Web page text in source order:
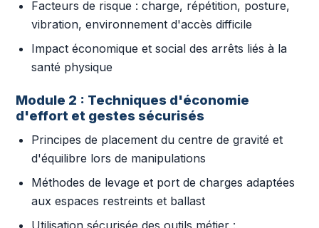
Facteurs de risque : charge, répétition, posture,
vibration, environnement d'accès difficile
Impact économique et social des arrêts liés à la
santé physique
Module 2 : Techniques d'économie
d'effort et gestes sécurisés
Principes de placement du centre de gravité et
d'équilibre lors de manipulations
Méthodes de levage et port de charges adaptées
aux espaces restreints et ballast
Utilisation sécurisée des outils métier :